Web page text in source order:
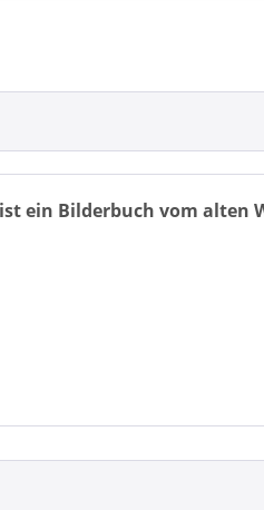
ein Bilderbuch vom alten